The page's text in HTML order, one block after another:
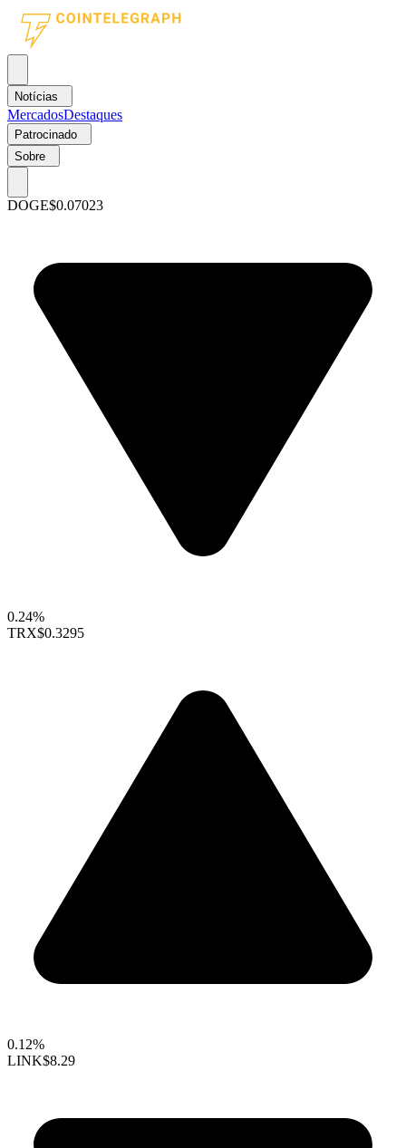
Notícias
MercadosDestaques
Patrocinado
Sobre
DOGE$0.07023
0.24%
TRX$0.3295
0.12%
LINK$8.29